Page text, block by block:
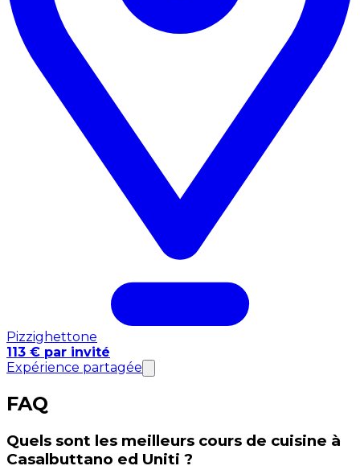
Pizzighettone
113 € par invité
Expérience partagée
FAQ
Quels sont les meilleurs cours de cuisine à
Casalbuttano ed Uniti ?